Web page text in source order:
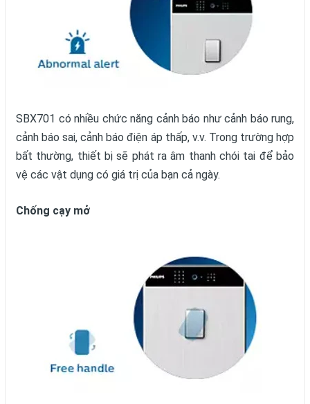
SBX701 có nhiều chức năng cảnh báo như cảnh báo rung,
cảnh báo sai, cảnh báo điện áp thấp, v.v. Trong trường hợp
bất thường, thiết bị sẽ phát ra âm thanh chói tai để bảo
vệ các vật dụng có giá trị của bạn cả ngày.
Chống cạy mở